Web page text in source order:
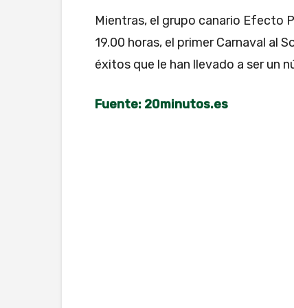
Mientras, el grupo canario Efecto
19.00 horas, el primer Carnaval al
éxitos que le han llevado a ser un
Fuente: 20minutos.es